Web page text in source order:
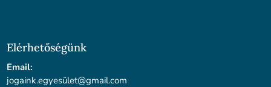
Elérhetőségünk
Email:
jogaink.egyesület@gmail.com